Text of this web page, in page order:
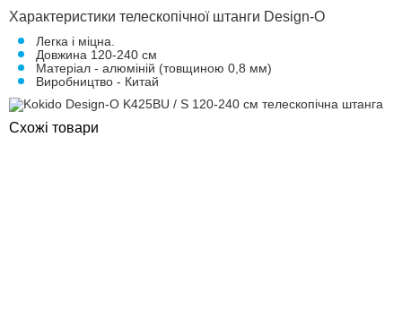
Характеристики телескопічної штанги Design-O
Легка і міцна.
Довжина 120-240 см
Матеріал - алюміній (товщиною 0,8 мм)
Виробництво - Китай
Схожі товари